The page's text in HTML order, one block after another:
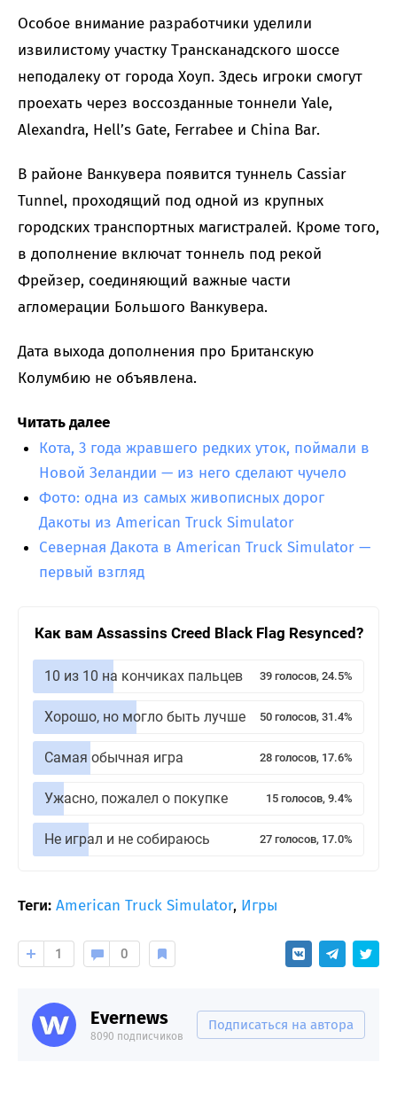
Особое внимание разработчики уделили
извилистому участку Трансканадского шоссе
неподалеку от города Хоуп. Здесь игроки смогут
проехать через воссозданные тоннели Yale,
Alexandra, Hell’s Gate, Ferrabee и China Bar.
В районе Ванкувера появится туннель Cassiar
Tunnel, проходящий под одной из крупных
городских транспортных магистралей. Кроме того,
в дополнение включат тоннель под рекой
Фрейзер, соединяющий важные части
агломерации Большого Ванкувера.
Дата выхода дополнения про Британскую
Колумбию не объявлена.
Читать далее
Кота, 3 года жравшего редких уток, поймали в
Новой Зеландии — из него сделают чучело
Фото: одна из самых живописных дорог
Дакоты из American Truck Simulator
Северная Дакота в American Truck Simulator —
первый взгляд
Как вам Assassins Creed Black Flag Resynced?
10 из 10 на кончиках пальцев 39 голосов, 24.5%
Хорошо, но могло быть лучше 50 голосов, 31.4%
Самая обычная игра 28 голосов, 17.6%
Ужасно, пожалел о покупке 15 голосов, 9.4%
Не играл и не собираюсь 27 голосов, 17.0%
Теги: American Truck Simulator, Игры
1 0
Evernews
8090 подписчиков
Подписаться на автора